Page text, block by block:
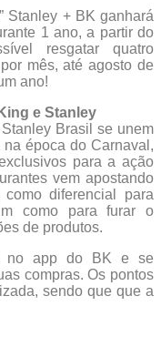
Stanley + BK ganhará
1 ano, a partir do
resgatar quatro
mês, até agosto de
ano!
e Stanley
Brasil se unem
época do Carnaval,
para a ação
vem apostando
diferencial para
como para furar o
de produtos.
no app do BK e se
compras. Os pontos
sendo que que a